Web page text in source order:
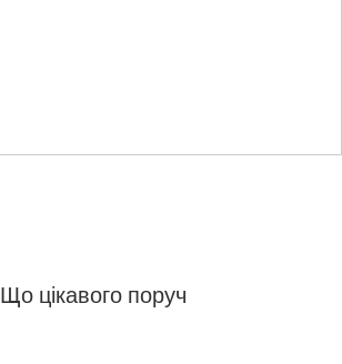
Що цікавого поруч